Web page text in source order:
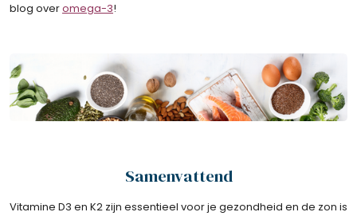
blog overomega-3!
Samenvattend
Vitamine D3 en K2 zijn essentieel voor je gezondheid en de zon is